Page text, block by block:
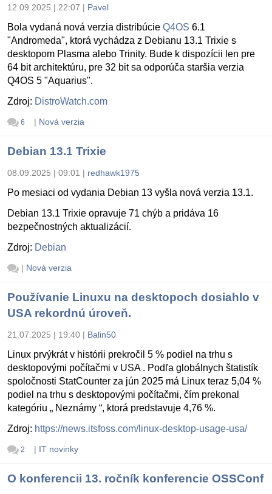
12.09.2025 | 22:07 | Pavel
Bola vydaná nová verzia distribúcie Q4OS 6.1
"Andromeda", ktorá vychádza z Debianu 13.1 Trixie s
desktopom Plasma alebo Trinity. Bude k dispozícii len pre
64 bit architektúru, pre 32 bit sa odporúča staršia verzia
Q4OS 5 "Aquarius".
Zdroj: DistroWatch.com
6 | Nová verzia
Debian 13.1 Trixie
08.09.2025 | 09:01 | redhawk1975
Po mesiaci od vydania Debian 13 vyšla nová verzia 13.1.
Debian 13.1 Trixie opravuje 71 chýb a pridáva 16
bezpečnostných aktualizácií.
Zdroj: Debian
| Nová verzia
Používanie Linuxu na desktopoch dosiahlo v
USA rekordnú úroveň.
21.07.2025 | 19:40 | Balin50
Linux prvýkrát v histórii prekročil 5 % podiel na trhu s
desktopovými počítačmi v USA . Podľa globálnych štatistík
spoločnosti StatCounter za jún 2025 má Linux teraz 5,04 %
podiel na trhu s desktopovými počítačmi, čím prekonal
kategóriu „ Neznámy “, ktorá predstavuje 4,76 %.
Zdroj: https://news.itsfoss.com/linux-desktop-usage-usa/
2 | IT novinky
O konferencii 13. ročník konferencie OSSConf